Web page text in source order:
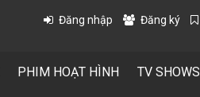
Đăng nhập Đăng ký
PHIM HOẠT HÌNH TV SHOWS